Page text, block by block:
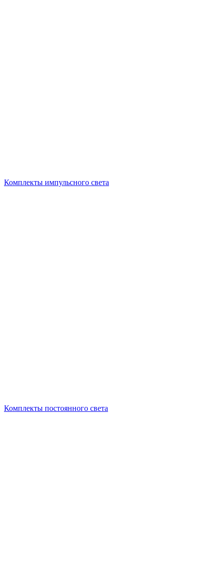
Комплекты импульсного света
Комплекты постоянного света